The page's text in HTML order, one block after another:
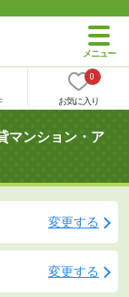
0
お気に入り
マンション・ア
変更する
変更する